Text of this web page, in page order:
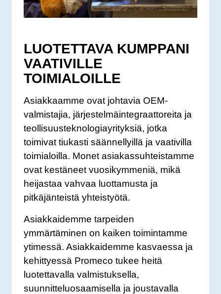
LUOTETTAVA KUMPPANI
VAATIVILLE
TOIMIALOILLE
Asiakkaamme ovat johtavia OEM-
valmistajia, järjestelmäintegraattoreita ja
teollisuusteknologiayrityksiä, jotka
toimivat tiukasti säännellyillä ja vaativilla
toimialoilla. Monet asiakassuhteistamme
ovat kestäneet vuosikymmeniä, mikä
heijastaa vahvaa luottamusta ja
pitkäjänteistä yhteistyötä.
Asiakkaidemme tarpeiden
ymmärtäminen on kaiken toimintamme
ytimessä. Asiakkaidemme kasvaessa ja
kehittyessä Promeco tukee heitä
luotettavalla valmistuksella,
suunnitteluosaamisella ja joustavalla